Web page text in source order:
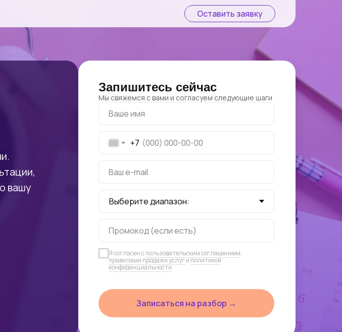
Оставить заявку
вашу
Запишитесь сейчас
Мы свяжемся с вами и согласуем следующие шаги
Ваше имя
+7
Ваш e-mail
Промокод (если есть)
Я согласен спользовательским соглашением,
правилами продажи услугиполитикой
конфиденциальности
Записаться на разбор →